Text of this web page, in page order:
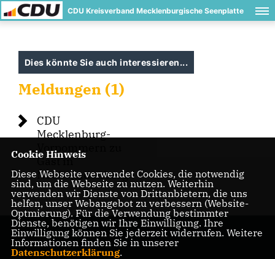
CDU Kreisverband Mecklenburgische Seenplatte
Dies könnte Sie auch interessieren...
Meldungen (1)
CDU
Mecklenburg-
Vorpommern zu
Gast in
Neubrandenburg
Cookie Hinweis
Diese Webseite verwendet Cookies, die notwendig
sind, um die Webseite zu nutzen. Weiterhin
verwenden wir Dienste von Drittanbietern, die uns
helfen, unser Webangebot zu verbessern (Website-
Optmierung). Für die Verwendung bestimmter
Dienste, benötigen wir Ihre Einwilligung. Ihre
Einwilligung können Sie jederzeit widerrufen. Weitere
Informationen finden Sie in unserer
Datenschutzerklärung.